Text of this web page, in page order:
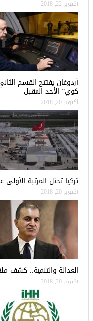
أكتوبر 22, 2018
أردوغان يفتتح القسم
كوي” الأحد المقبل
أكتوبر 20, 2018
تركيا تحتل المرتبة الأولى
أكتوبر 20, 2018
العدالة والتنمية.. كشف
أكتوبر 20, 2018